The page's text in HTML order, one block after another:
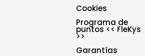
Cookies
Programa de
puntos << FleKys
>>
Garantías